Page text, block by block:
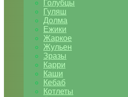
Голубцы
Гуляш
Долма
Ежики
Жаркое
Жульен
Зразы
Карри
Каши
Кебаб
Котлеты